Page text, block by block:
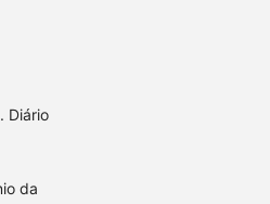
Diário
da